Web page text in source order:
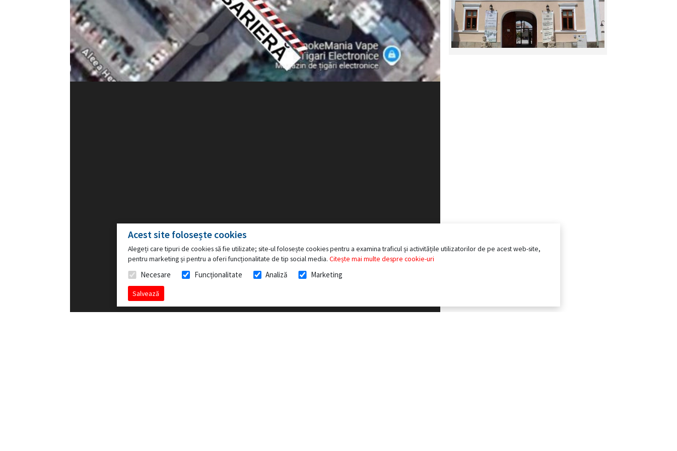
Acest site folosește cookies
Alegeți care tipuri de cookies să fie utilizate; site-ul folosește cookies pentru a examina traficul și activitățile utilizatorilor de pe acest web-site,
pentru marketing și pentru a oferi funcționalitate de tip social media. Citește mai multe despre cookie-uri
Necesare Funcționalitate Analiză Marketing
Salvează